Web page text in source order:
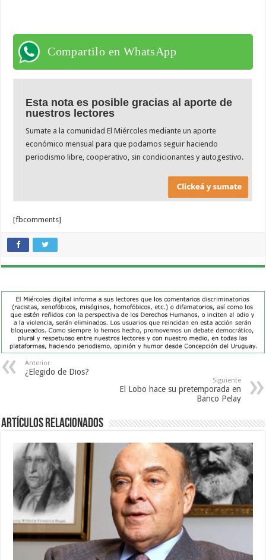
Compartilo en WhatsApp
Esta nota es posible gracias al aporte de
nuestros lectores
Sumate a la comunidad El Miércoles mediante un aporte
económico mensual para que podamos seguir haciendo
periodismo libre, cooperativo, sin condicionantes y autogestivo.
[fbcomments]
Anterior
¿Elegido de Dios?
Siguiente
El Lobo hace su pretemporada en
Banco Pelay
Artículos Relacionados